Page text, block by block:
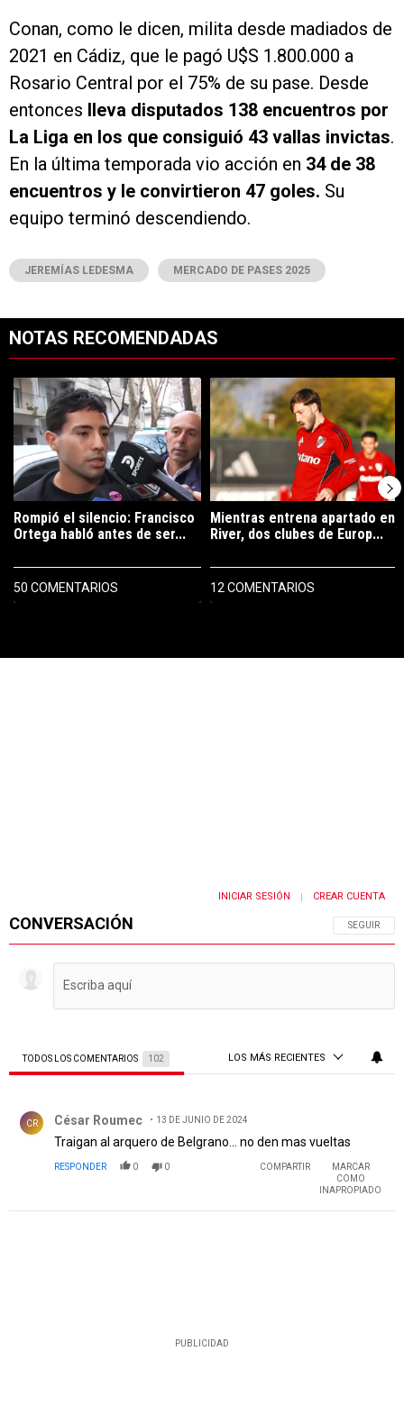
Conan, como le dicen, milita desde madiados de
2021 en Cádiz, que le pagó U$S 1.800.000 a
Rosario Central por el 75% de su pase. Desde
entonces lleva disputados 138 encuentros por
La Liga en los que consiguió 43 vallas invictas.
En la última temporada vio acción en 34 de 38
encuentros y le convirtieron 47 goles. Su
equipo terminó descendiendo.
JEREMÍAS LEDESMA MERCADO DE PASES 2025
NOTAS RECOMENDADAS
Un artículo de tendencia con el título "Rompió el silencio: Francisco
Rompió el silencio: Francisco
Ortega habló antes de ser...
50 COMENTARIOS
Un artículo de tendencia con el
Mientras entrena apartado en
River, dos clubes de Europ...
12 COMENTARIOS
CONVERSACIÓN SIGA ESTA
SEGUIR
INICIAR SESIÓN | CREAR CUENTA
TODOS LOS COMENTARIOS 102 LOS MÁS RECIENTES
CR César Roumec 13 DE JUNIO DE 2024
Traigan al arquero de Belgrano... no den mas vueltas
RESPONDER 0 0 COMPARTIR
MARCAR
COMO
INAPROPIADO
PUBLICIDAD